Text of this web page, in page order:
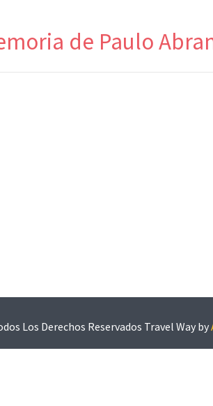
de Paulo
Los Derechos Reservados Travel Way by